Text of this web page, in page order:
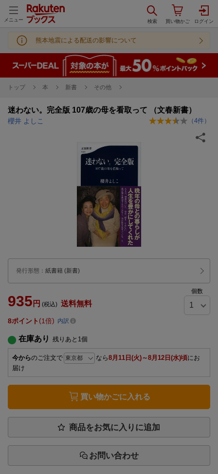
メニュー
熊本地震による配送の影響について
トップ 本 新書 その他
迷わない。完全版 107歳の母を看取って （文春新書）
櫻井 よしこ （4件）
発行形態 ： 紙書籍 (新書)
935 円 (税込) 送料無料
個数
8ポイント 1倍 内訳
在庫あり 残りあと 1個
今からのご注文で なら8月11日(火)～8月12日(水)頃にお
届け
買い物かごに入れる
商品をお気に入りに追加
お問い合わせ